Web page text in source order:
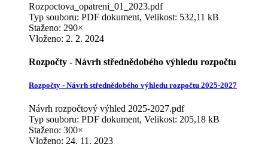
Rozpoctova_opatreni_01_2023.pdf
Typ souboru: PDF dokument, Velikost: 532,11 kB
Staženo: 290×
Vloženo: 2. 2. 2024
Rozpočty - Návrh střednědobého výhledu rozpočtu
Rozpočty - Návrh střednědobého výhledu rozpočtu 2025-2027
Návrh rozpočtový výhled 2025-2027.pdf
Typ souboru: PDF dokument, Velikost: 205,18 kB
Staženo: 300×
Vloženo: 24. 11. 2023